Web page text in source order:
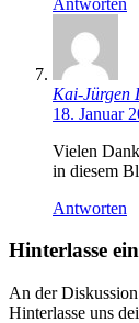
Kai-Jürgen
18. Januar
Vielen
in diesem
Antworten
Hinterlasse
An der
Hinterlasse uns